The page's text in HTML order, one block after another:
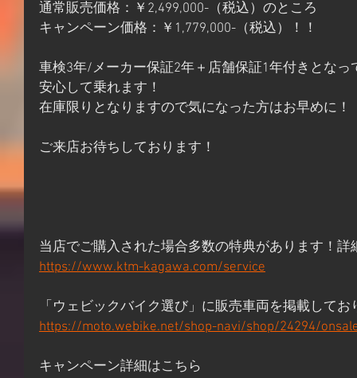
通常販売価格：￥2,499,000-（税込）のところ
キャンペーン価格：￥1,779,000-（税込）！！
車検3年/メーカー保証2年＋店舗保証1年付きとなっ
安心して乗れます！
在庫限りとなりますので気になった方はお早めに！
ご来店お待ちしております！
当店でご購入された場合多数の特典があります！詳
https://www.ktm-kagawa.com/service
「ウェビックバイク選び」に販売車両を掲載してお
https://moto.webike.net/shop-navi/shop/24294/
キャンペーン詳細はこちら